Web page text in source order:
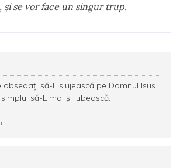
şi se vor face un singur trup.
să-L slujească pe Domnul Isus
să-L mai şi iubească.